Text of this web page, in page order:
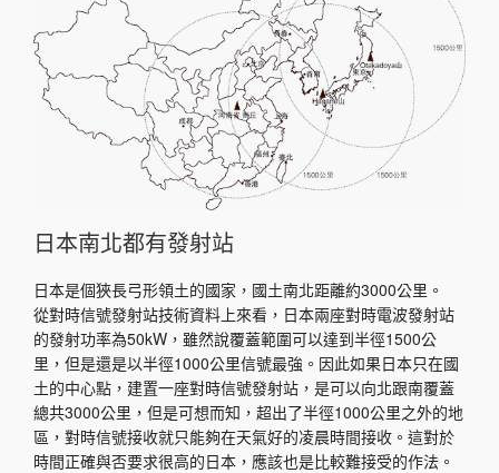
日本南北都有發射站
日本是個狹長弓形領土的國家，國土南北距離約3000公里。
從對時信號發射站技術資料上來看，日本兩座對時電波發射站
的發射功率為50kW，雖然說覆蓋範圍可以達到半徑1500公
里，但是還是以半徑1000公里信號最強。因此如果日本只在國
土的中心點，建置一座對時信號發射站，是可以向北跟南覆蓋
總共3000公里，但是可想而知，超出了半徑1000公里之外的地
區，對時信號接收就只能夠在天氣好的凌晨時間接收。這對於
時間正確與否要求很高的日本，應該也是比較難接受的作法。